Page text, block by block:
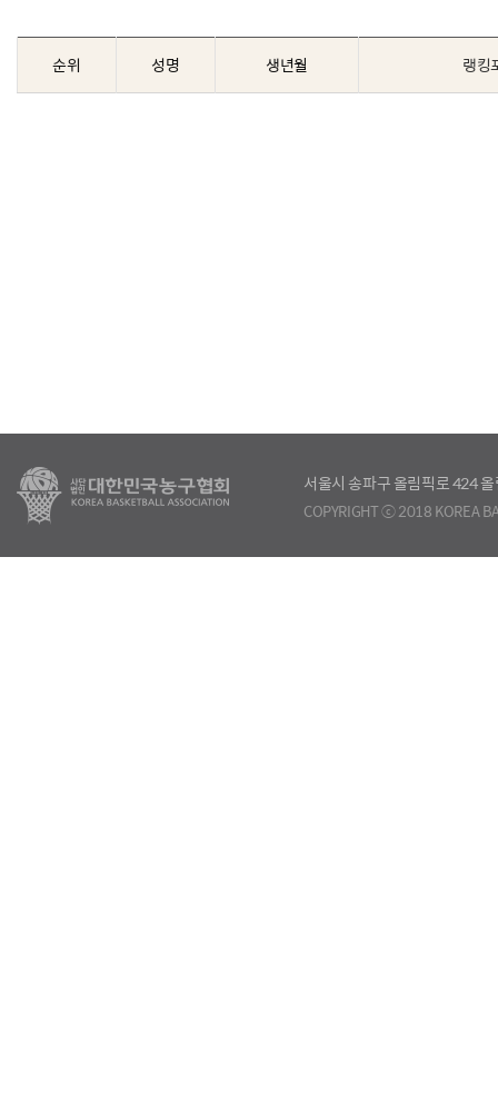
순위 성명 생년월 랭킹
서울시 송파구 올림픽로 424
COPYRIGHT ⓒ 2018 KOREA